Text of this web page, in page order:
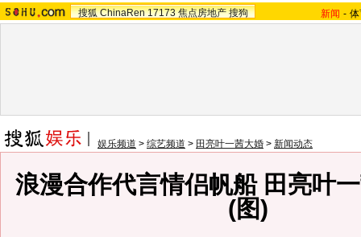
搜狐 ChinaRen 17173 焦点房地产 搜狗 新闻 -
娱乐频道 > 综艺频道 > 田亮叶一茜大婚 > 新闻动态
浪漫合作代言情侣帆船 田亮叶
(图)